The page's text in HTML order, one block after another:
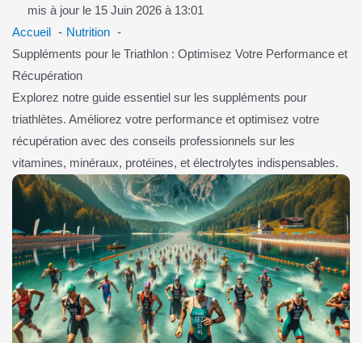
mis à jour le 15 Juin 2026 à 13:01
Accueil
Nutrition
Suppléments pour le Triathlon : Optimisez Votre Performance et
Récupération
Explorez notre guide essentiel sur les suppléments pour
triathlètes. Améliorez votre performance et optimisez votre
récupération avec des conseils professionnels sur les
vitamines, minéraux, protéines, et électrolytes indispensables.